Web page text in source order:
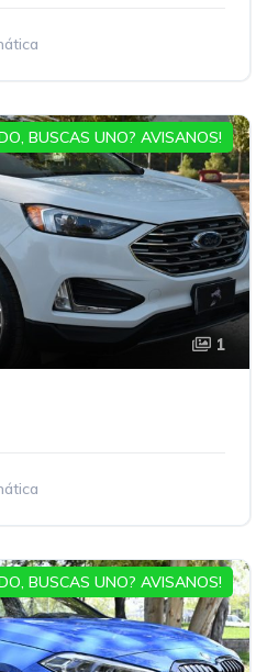
1
BUSCAS UNO? AVISANOS!
BUSCAS UNO? AVISANOS!